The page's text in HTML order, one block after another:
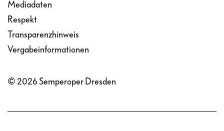
Mediadaten
Respekt
Transparenzhinweis
Vergabeinformationen
© 2026 Semperoper Dresden